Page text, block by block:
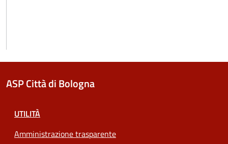
ASP Città di Bologna
UTILITÀ
Amministrazione trasparente